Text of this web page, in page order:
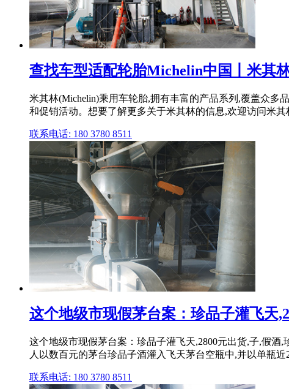
查找车型适配轮胎Michelin中国丨米其
米其林(Michelin)乘用车轮胎,拥有丰富的产品系列,覆盖众
和促销活动。想要了解更多关于米其林的信息,欢迎访问米其
联系电话: 180 3780 8511
这个地级市现假茅台案：珍品子灌飞天
这个地级市现假茅台案：珍品子灌飞天,2800元出货,子,假
人以数百元的茅台珍品子酒灌入飞天茅台空瓶中,并以单瓶近
联系电话: 180 3780 8511